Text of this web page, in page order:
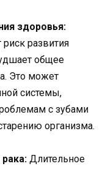
здоровья:
развития
общее
Это может
системы,
с зубами
организма.
Длительное